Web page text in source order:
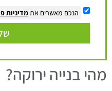
הנכם מאשרים את מדיניות
מהי בנייה ירוקה?